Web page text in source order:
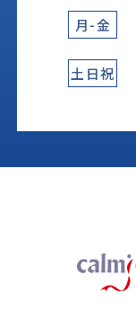
月-金
土日祝